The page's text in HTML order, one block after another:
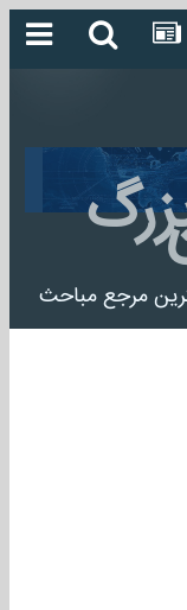
مرجع مباحث